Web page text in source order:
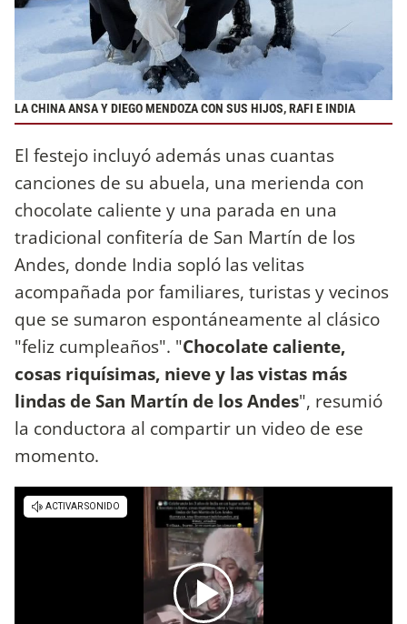
LA CHINA ANSA Y DIEGO MENDOZA CON SUS HIJOS, RAFI E INDIA
El festejo incluyó además unas cuantas
canciones de su abuela, una merienda con
chocolate caliente y una parada en una
tradicional confitería de San Martín de los
Andes, donde India sopló las velitas
acompañada por familiares, turistas y vecinos
que se sumaron espontáneamente al clásico
"feliz cumpleaños". "Chocolate caliente,
cosas riquísimas, nieve y las vistas más
lindas de San Martín de los Andes", resumió
la conductora al compartir un video de ese
momento.